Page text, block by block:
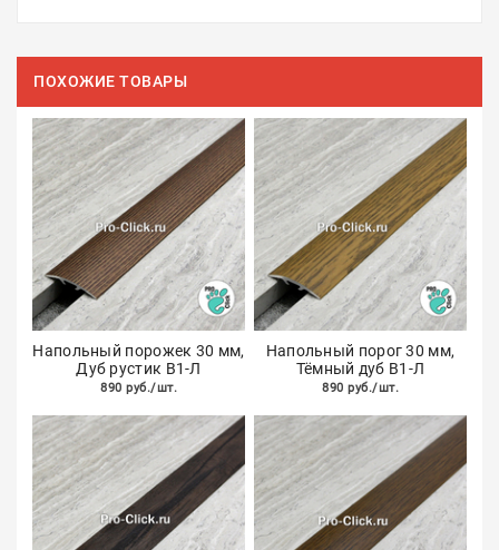
ПОХОЖИЕ ТОВАРЫ
Напольный порожек 30 мм,
Дуб рустик В1-Л
890 руб./шт.
Напольный порог 30 мм,
Тёмный дуб В1-Л
890 руб./шт.